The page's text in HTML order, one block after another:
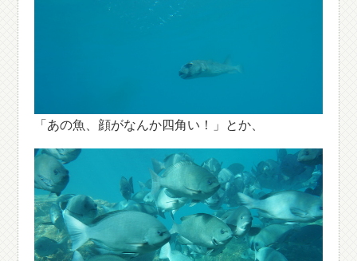
「あの魚、顔がなんか四角い！」とか、